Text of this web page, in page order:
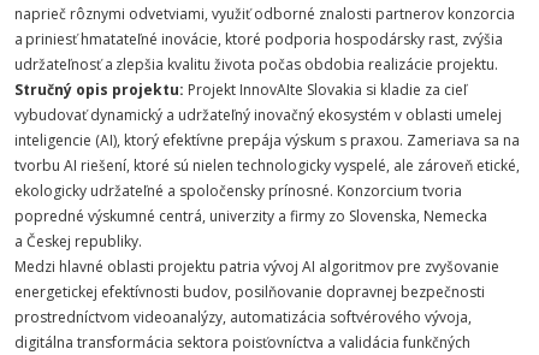
naprieč rôznymi odvetviami, využiť odborné znalosti partnerov konzorcia
a priniesť hmatateľné inovácie, ktoré podporia hospodársky rast, zvýšia
udržateľnosť a zlepšia kvalitu života počas obdobia realizácie projektu.
Stručný opis projektu: Projekt InnovAIte Slovakia si kladie za cieľ
vybudovať dynamický a udržateľný inovačný ekosystém v oblasti umelej
inteligencie (AI), ktorý efektívne prepája výskum s praxou. Zameriava sa na
tvorbu AI riešení, ktoré sú nielen technologicky vyspelé, ale zároveň etické,
ekologicky udržateľné a spoločensky prínosné. Konzorcium tvoria
popredné výskumné centrá, univerzity a firmy zo Slovenska, Nemecka
a Českej republiky.
Medzi hlavné oblasti projektu patria vývoj AI algoritmov pre zvyšovanie
energetickej efektívnosti budov, posilňovanie dopravnej bezpečnosti
prostredníctvom videoanalýzy, automatizácia softvérového vývoja,
digitálna transformácia sektora poisťovníctva a validácia funkčných